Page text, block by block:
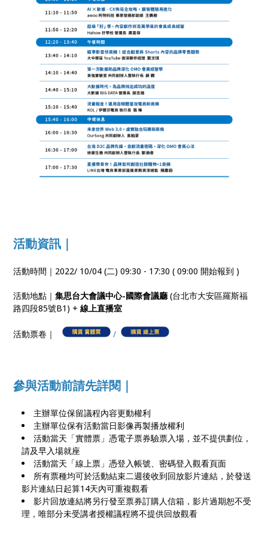
活動資訊｜
活動時間｜2022/ 10/04 (二) 09:30 - 17:30 ( 09:00 開始報到 )
活動地點｜集思台大會議中心-國際會議廳 (台北市大安區羅斯福
路四段85號B1) +線上直播室
活動票卷｜ /
參與活動前請先詳閱｜
主辦單位保留議程內容更動權利
主辦單位保有活動當日影像再製播放權利
活動當天「實體票」憑電子票券驗票入場，並不提供劃位，
請及早入場就座
活動當天「線上票」憑登入帳號、密碼登入觀看頁面
所有票種均可於活動結束二週後收到回放影片連結，於發送
影片連結日起算14天內可重複觀看
影片回放連結將另行發至票券訂購人信箱，影片過期恕不受
理，唯部分未受講者授權議程將不提供回放觀看